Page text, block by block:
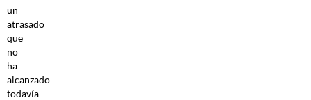
un
atrasado
que
no
ha
alcanzado
todavía